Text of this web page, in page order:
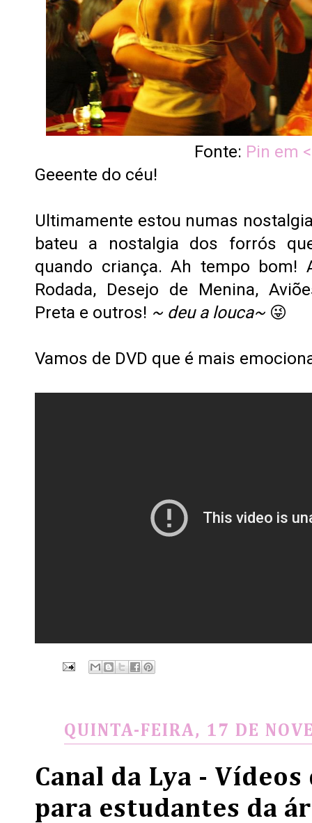
Fonte: Pin em
Geeente do céu!
Ultimamente estou numas
bateu a nostalgia dos forrós
quando criança. Ah tempo bom!
Rodada, Desejo de Menina,
Preta e outros! ~ deu a louca~ 😜
Vamos de DVD que é mais
QUINTA-FEIRA, 17 DE
Canal da Lya -
para estudantes da